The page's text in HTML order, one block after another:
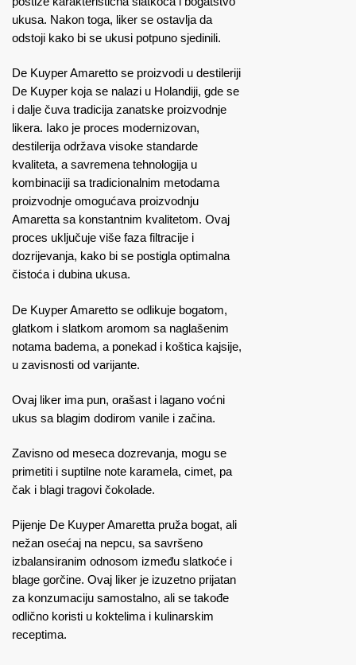
ukusa. Nakon toga, liker se ostavlja da
odstoji kako bi se ukusi potpuno sjedinili.
De Kuyper Amaretto se proizvodi u destileriji
De Kuyper koja se nalazi u Holandiji, gde se
i dalje čuva tradicija zanatske proizvodnje
likera. Iako je proces modernizovan,
destilerija održava visoke standarde
kvaliteta, a savremena tehnologija u
kombinaciji sa tradicionalnim metodama
proizvodnje omogućava proizvodnju
Amaretta sa konstantnim kvalitetom. Ovaj
proces uključuje više faza filtracije i
dozrijevanja, kako bi se postigla optimalna
čistoća i dubina ukusa.
De Kuyper Amaretto se odlikuje bogatom,
glatkom i slatkom aromom sa naglašenim
notama badema, a ponekad i koštica kajsije,
u zavisnosti od varijante.
Ovaj liker ima pun, orašast i lagano voćni
ukus sa blagim dodirom vanile i začina.
Zavisno od meseca dozrevanja, mogu se
primetiti i suptilne note karamela, cimet, pa
čak i blagi tragovi čokolade.
Pijenje De Kuyper Amaretta pruža bogat, ali
nežan osećaj na nepcu, sa savršeno
izbalansiranim odnosom između slatkoće i
blage gorčine. Ovaj liker je izuzetno prijatan
za konzumaciju samostalno, ali se takođe
odlično koristi u koktelima i kulinarskim
receptima.